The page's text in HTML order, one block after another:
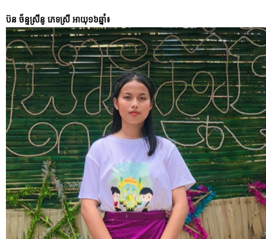
ប៊ន ច័ន្ទស្រីនូ ភេទស្រី អាយុ១៦ឆ្នាំ៖